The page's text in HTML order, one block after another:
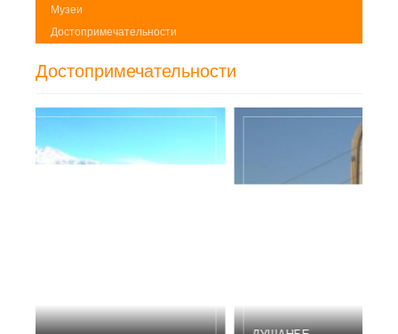
Музеи
Достопримечательности
Достопримечательности